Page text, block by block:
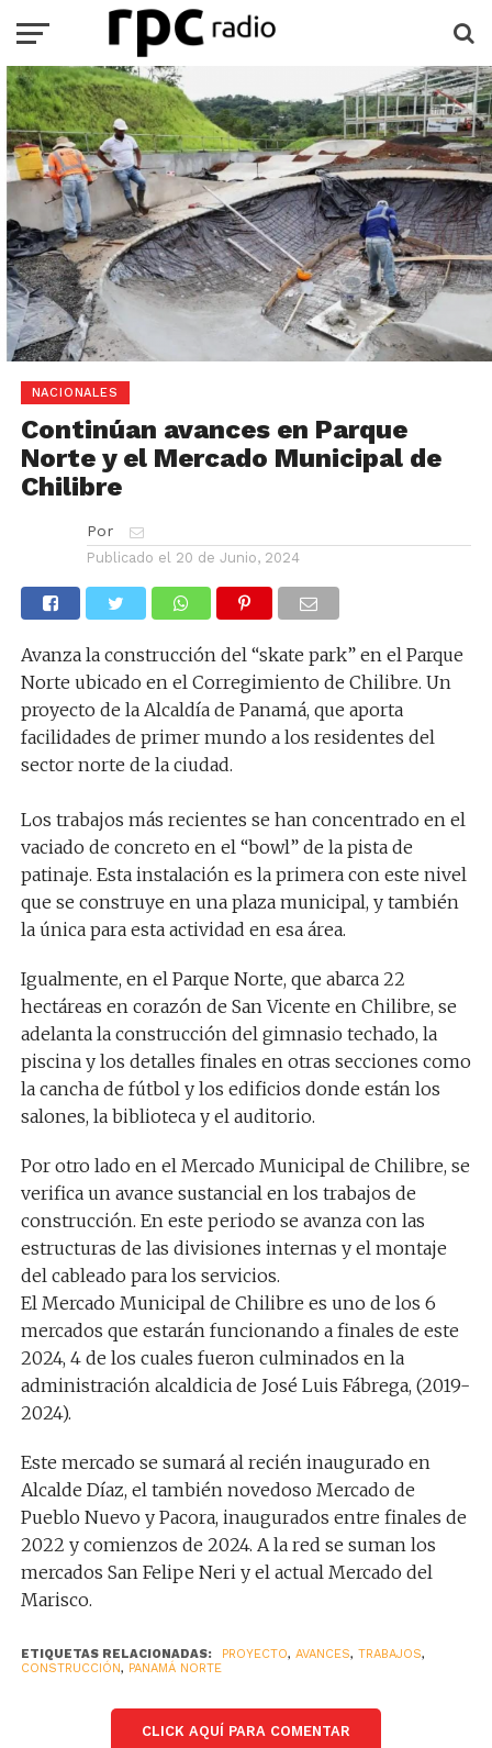
NACIONALES
Continúan avances en Parque
Norte y el Mercado Municipal de
Chilibre
Por
Publicado el 20 de Junio, 2024
Avanza la construcción del “skate park” en el Parque
Norte ubicado en el Corregimiento de Chilibre. Un
proyecto de la Alcaldía de Panamá, que aporta
facilidades de primer mundo a los residentes del
sector norte de la ciudad.
Los trabajos más recientes se han concentrado en el
vaciado de concreto en el “bowl” de la pista de
patinaje. Esta instalación es la primera con este nivel
que se construye en una plaza municipal, y también
la única para esta actividad en esa área.
Igualmente, en el Parque Norte, que abarca 22
hectáreas en corazón de San Vicente en Chilibre, se
adelanta la construcción del gimnasio techado, la
piscina y los detalles finales en otras secciones como
la cancha de fútbol y los edificios donde están los
salones, la biblioteca y el auditorio.
Por otro lado en el Mercado Municipal de Chilibre, se
verifica un avance sustancial en los trabajos de
construcción. En este periodo se avanza con las
estructuras de las divisiones internas y el montaje
del cableado para los servicios.
El Mercado Municipal de Chilibre es uno de los 6
mercados que estarán funcionando a finales de este
2024, 4 de los cuales fueron culminados en la
administración alcaldicia de José Luis Fábrega, (2019-
2024).
Este mercado se sumará al recién inaugurado en
Alcalde Díaz, el también novedoso Mercado de
Pueblo Nuevo y Pacora, inaugurados entre finales de
2022 y comienzos de 2024. A la red se suman los
mercados San Felipe Neri y el actual Mercado del
Marisco.
ETIQUETAS RELACIONADAS: PROYECTO, AVANCES, TRABAJOS,
CONSTRUCCIÓN, PANAMÁ NORTE
CLICK AQUÍ PARA COMENTAR